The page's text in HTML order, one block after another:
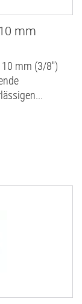
mm
mm (3/8'')